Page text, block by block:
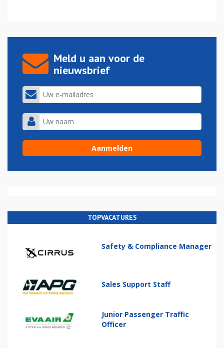
Meld u aan voor de
nieuwsbrief
TOPVACATURES
Safety & Compliance Manager
Sales Support Staff
Junior Passenger Traffic
Officer